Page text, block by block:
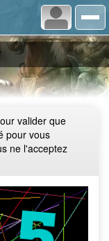
valider que
pour vous
ne l'acceptez